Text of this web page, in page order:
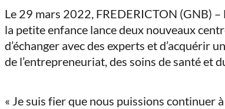
Facebook
LinkedIn
X
(Twitter)
Email
Le 29 mars 2022, FREDERICTON (GNB)
la petite enfance lance deux nouveaux
d’échanger avec des experts et d’acquérir
de l’entrepreneuriat, des soins de santé et
« Je suis fier que nous puissions continuer